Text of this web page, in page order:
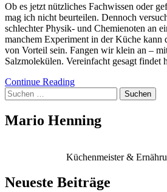
Ob es jetzt nützliches Fachwissen oder
mag ich nicht beurteilen. Dennoch
schlechter Physik- und Chemienoten an
manchem Experiment in der Küche kann
von Vorteil sein. Fangen wir klein an –
Salzmolekülen. Vereinfacht gesagt
Continue Reading
Suchen
nach:
Mario Henning
Küchenmeister &
Neueste Beiträge